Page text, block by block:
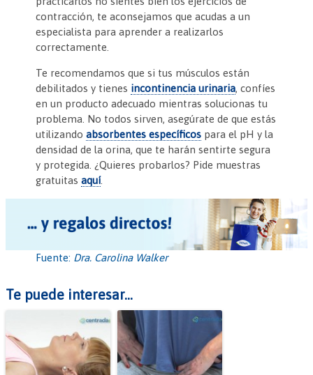
contracción, te aconsejamos que acudas a un
especialista para aprender a realizarlos
correctamente.
Te recomendamos que si tus músculos están
debilitados y tienes incontinencia urinaria, confíes
en un producto adecuado mientras solucionas tu
problema. No todos sirven, asegúrate de que estás
utilizandoabsorbentes específicos para el pH y la
densidad de la orina, que te harán sentirte segura
y protegida. ¿Quieres probarlos? Pide muestras
gratuitasaquí.
Fuente: Dra. Carolina Walker
Te puede interesar...